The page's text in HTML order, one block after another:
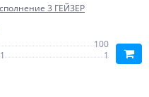
3 ГЕЙЗЕР
100
1